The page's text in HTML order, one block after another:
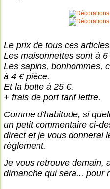
Le prix de tous ces
Les maisonnettes sont à 6
Les sapins, bonhommes,
à 4 € pièce.
Et la botte à 25 €.
+ frais de port tarif lettre.
Comme d'habitude, si
un petit commentaire ci-
direct et je vous donnerai
règlement.
Je vous retrouve demain,
dimanche qui sera... pour